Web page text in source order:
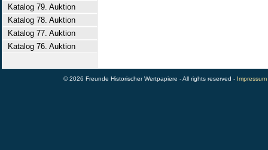
Katalog 79. Auktion
Katalog 78. Auktion
Katalog 77. Auktion
Katalog 76. Auktion
© 2026 Freunde Historischer Wertpapiere - All rights reserved - Impressum